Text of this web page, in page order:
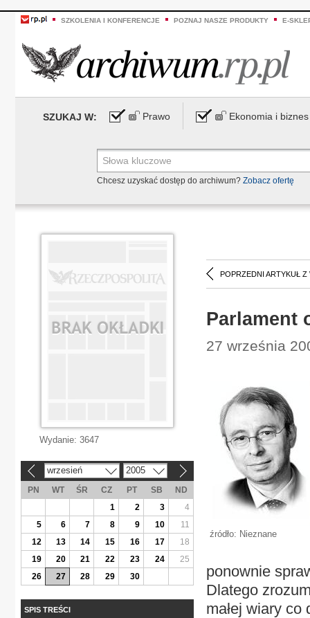
SZKOLENIA I KONFERENCJE POZNAJ NASZE PRODUKTY E-
SZUKAJ W: Prawo Ekonomia i biznes
Chcesz uzyskać dostęp do archiwum? Zobacz ofertę
POPRZEDNI ARTYKUŁ Z
Parlament
27 września
źródło: Nieznane
ponownie
Dlatego
małej wiary
Wydanie: 3647
wrzesień 2005
PN WT ŚR CZ PT SB
ND
1
2 3
4
5
6 7 8 9 10
11
12
13 14 15 16 17
18
19
20 21 22 23 24
25
26
27 28 29 30
SPIS TREŚCI